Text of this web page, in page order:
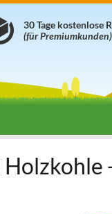
30 Tage kostenlose
(für Premiumkunden)